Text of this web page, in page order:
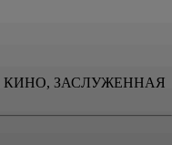
КИНО, ЗАСЛУЖЕННАЯ